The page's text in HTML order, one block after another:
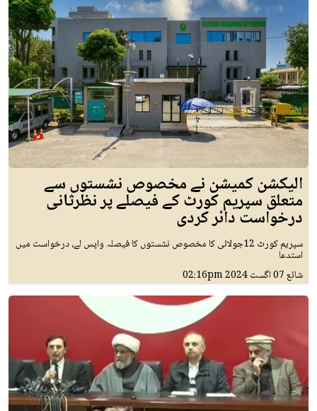
الیکشن کمیشن نے مخصوص نشستوں سے
متعلق سپریم کورٹ کے فیصلے پر نظرثانی
درخواست دائر کردی
سپریم کورٹ 12جولائی کا مخصوص نشستوں کا فیصلہ واپس لے، درخواست میں
استدعا
شائع07 اگست 2024 02:16pm